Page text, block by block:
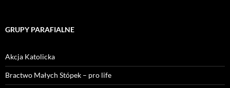
GRUPY PARAFIALNE
Akcja Katolicka
Bractwo Małych Stópek – pro life